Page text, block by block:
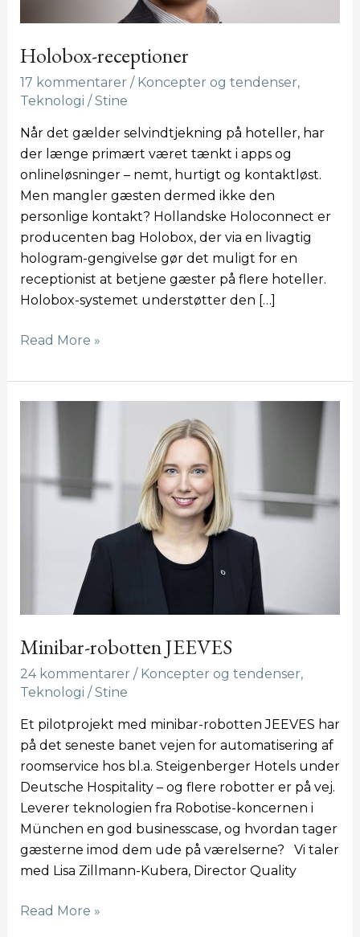
Holobox-receptioner
17 kommentarer / Koncepter og tendenser,
Teknologi /Stine
Når det gælder selvindtjekning på hoteller, har
der længe primært været tænkt i apps og
onlineløsninger – nemt, hurtigt og kontaktløst.
Men mangler gæsten dermed ikke den
personlige kontakt? Hollandske Holoconnect er
producenten bag Holobox, der via en livagtig
hologram-gengivelse gør det muligt for en
receptionist at betjene gæster på flere hoteller.
Holobox-systemet understøtter den […]
Read More »
Minibar-robotten JEEVES
24 kommentarer / Koncepter og tendenser,
Teknologi /Stine
Et pilotprojekt med minibar-robotten JEEVES har
på det seneste banet vejen for automatisering af
roomservice hos bl.a. Steigenberger Hotels under
Deutsche Hospitality – og flere robotter er på vej.
Leverer teknologien fra Robotise-koncernen i
München en god businesscase, og hvordan tager
gæsterne imod dem ude på værelserne? Vi taler
med Lisa Zillmann-Kubera, Director Quality
Read More »